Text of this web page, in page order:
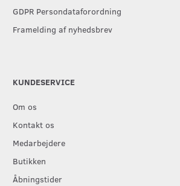
GDPR Persondataforordning
Framelding af nyhedsbrev
KUNDESERVICE
Om os
Kontakt os
Medarbejdere
Butikken
Åbningstider